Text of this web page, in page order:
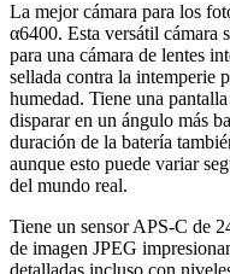
La mejor cámara para los
α6400. Esta versátil cámara
para una cámara de lentes
sellada contra la intemperie
humedad. Tiene una
disparar en un ángulo más
duración de la batería
aunque esto puede variar
del mundo real.
Tiene un sensor APS-C de
de imagen JPEG